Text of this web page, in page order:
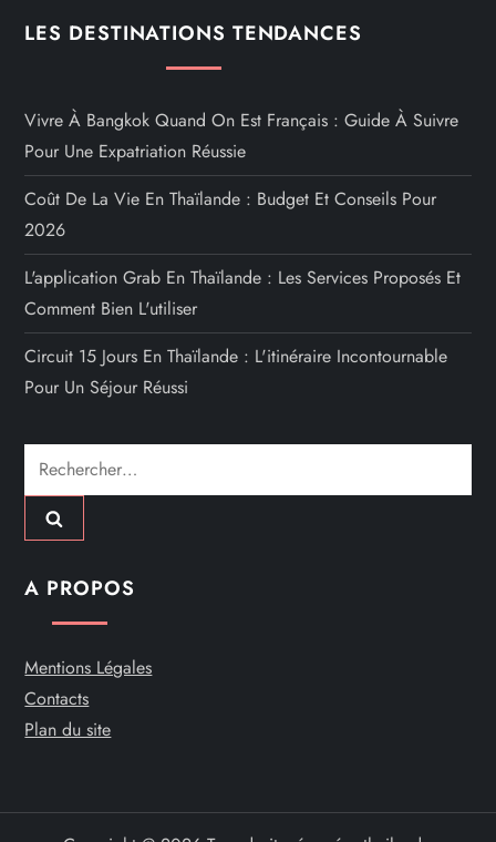
LES DESTINATIONS TENDANCES
Vivre À Bangkok Quand On Est Français : Guide À Suivre
Pour Une Expatriation Réussie
Coût De La Vie En Thaïlande : Budget Et Conseils Pour
2026
L'application Grab En Thaïlande : Les Services Proposés Et
Comment Bien L'utiliser
Circuit 15 Jours En Thaïlande : L'itinéraire Incontournable
Pour Un Séjour Réussi
Rechercher :
A PROPOS
Mentions Légales
Contacts
Plan du site